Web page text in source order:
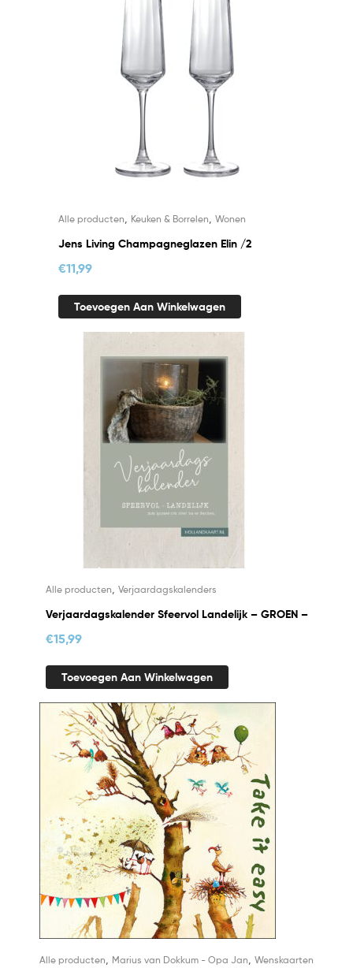
Alle producten Keuken & Borrelen Wonen
Jens Living Champagneglazen Elin /2
€11,99
Toevoegen Aan Winkelwagen
Alle producten Verjaardagskalenders
Verjaardagskalender Sfeervol Landelijk – GROEN –
€15,99
Toevoegen Aan Winkelwagen
Alle producten Marius van Dokkum - Opa Jan Wenskaarten